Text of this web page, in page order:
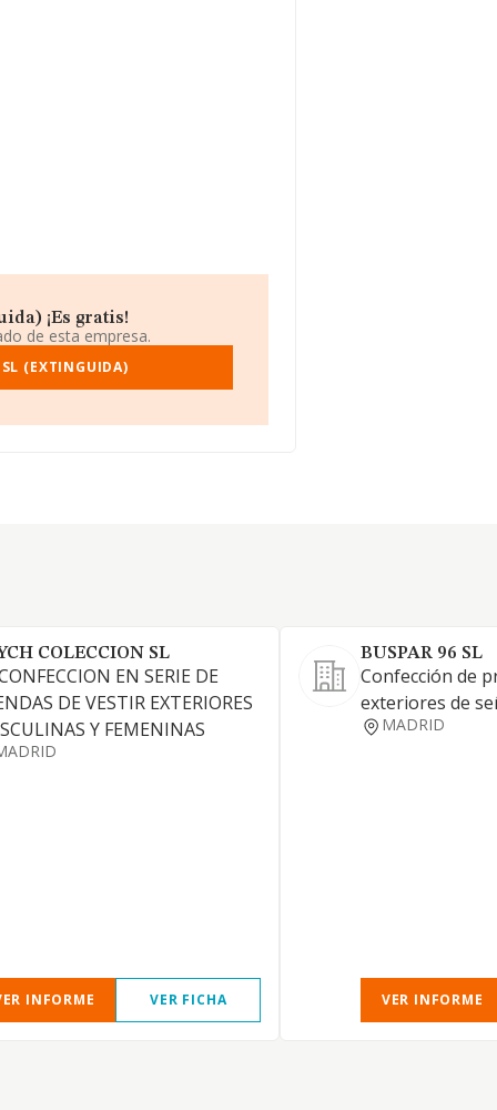
¡Es gratis!
de esta empresa.
(EXTINGUIDA)
COLECCION SL
EN SERIE DE
DE VESTIR EXTERIORES
Y FEMENINAS
INFORME VER FICHA
BUSPAR 96 SL
Confección de
exteriores de
MADRID
VER INFORME